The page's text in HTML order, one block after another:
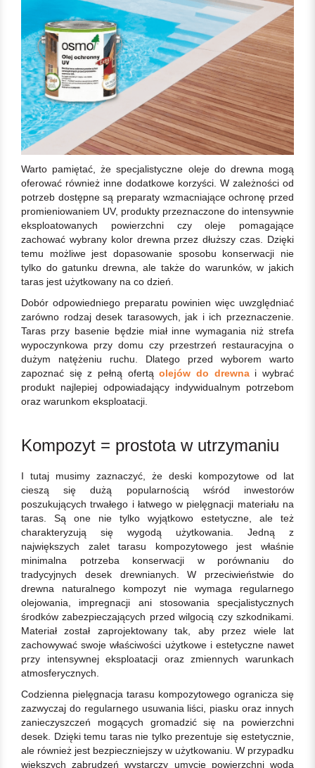
Warto pamiętać, że specjalistyczne oleje do drewna mogą
oferować również inne dodatkowe korzyści. W zależności od
potrzeb dostępne są preparaty wzmacniające ochronę przed
promieniowaniem UV, produkty przeznaczone do intensywnie
eksploatowanych powierzchni czy oleje pomagające
zachować wybrany kolor drewna przez dłuższy czas. Dzięki
temu możliwe jest dopasowanie sposobu konserwacji nie
tylko do gatunku drewna, ale także do warunków, w jakich
taras jest użytkowany na co dzień.
Dobór odpowiedniego preparatu powinien więc uwzględniać
zarówno rodzaj desek tarasowych, jak i ich przeznaczenie.
Taras przy basenie będzie miał inne wymagania niż strefa
wypoczynkowa przy domu czy przestrzeń restauracyjna o
dużym natężeniu ruchu. Dlatego przed wyborem warto
zapoznać się z pełną ofertąolejów do drewna i wybrać
produkt najlepiej odpowiadający indywidualnym potrzebom
oraz warunkom eksploatacji.
Kompozyt = prostota w utrzymaniu
I tutaj musimy zaznaczyć, że deski kompozytowe od lat
cieszą się dużą popularnością wśród inwestorów
poszukujących trwałego i łatwego w pielęgnacji materiału na
taras. Są one nie tylko wyjątkowo estetyczne, ale też
charakteryzują się wygodą użytkowania. Jedną z
największych zalet tarasu kompozytowego jest właśnie
minimalna potrzeba konserwacji w porównaniu do
tradycyjnych desek drewnianych. W przeciwieństwie do
drewna naturalnego kompozyt nie wymaga regularnego
olejowania, impregnacji ani stosowania specjalistycznych
środków zabezpieczających przed wilgocią czy szkodnikami.
Materiał został zaprojektowany tak, aby przez wiele lat
zachowywać swoje właściwości użytkowe i estetyczne nawet
przy intensywnej eksploatacji oraz zmiennych warunkach
atmosferycznych.
Codzienna pielęgnacja tarasu kompozytowego ogranicza się
zazwyczaj do regularnego usuwania liści, piasku oraz innych
zanieczyszczeń mogących gromadzić się na powierzchni
desek. Dzięki temu taras nie tylko prezentuje się estetycznie,
ale również jest bezpieczniejszy w użytkowaniu. W przypadku
większych zabrudzeń wystarczy umycie powierzchni wodą